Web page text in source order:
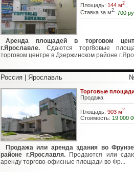
Площадь: 144 м2
Ставка за м2: 700
Аренда площадей в торговом
г.Ярославле. Сдаются торг8овые
торговом центре в Дзержинском районе
Россия | Ярославль
Торговые
Продажа
Площадь: 903 м2
Стоимость: 19 000
Продажа или аренда здания во
районе г.Ярославля.Продаются или
аренду торгово-офисные площади во Фр...